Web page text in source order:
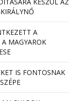
A
A MAGYAROK
IS FONTOSNAK